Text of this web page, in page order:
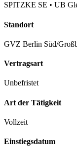
SPITZKE SE • UB
Standort
GVZ Berlin Süd/
Vertragsart
Unbefristet
Art der Tätigkeit
Vollzeit
Einstiegsdatum